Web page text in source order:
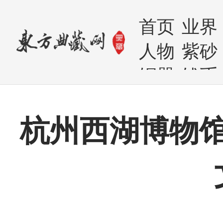
首页 业界
人物 紫砂
铜器
钱币
杭州西湖博物